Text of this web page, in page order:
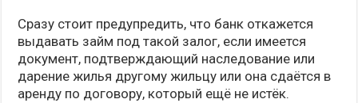
Сразу стоит предупредить, что банк откажется
выдавать займ под такой залог, если имеется
документ, подтверждающий наследование или
дарение жилья другому жильцу или она сдаётся в
аренду по договору, который ещё не истёк.